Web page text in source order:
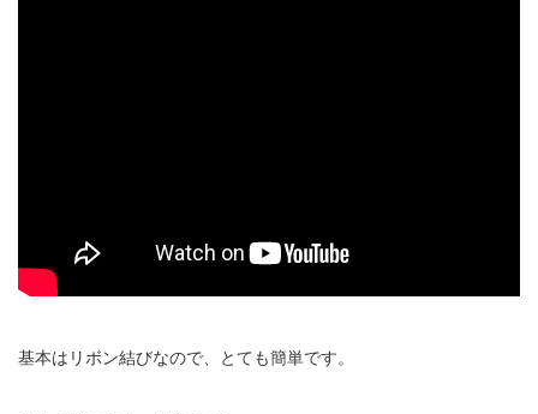
基本はリボン結びなので、とても簡単です。